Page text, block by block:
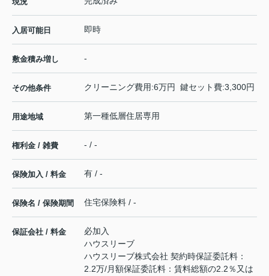
入居可能日 即時
敷金積み増し -
その他条件 クリーニング費用:6万円 鍵セット費:3,300円
用途地域 第一種低層住居専用
権利金 / 雑費 - / -
保険加入 / 料金 有 / -
保険名 / 保険期間 住宅保険料 / -
保証会社 / 料金
必加入
ハウスリーブ
ハウスリーブ株式会社 契約時保証委託料：
2.2万/月額保証委託料：賃料総額の2.2％又は